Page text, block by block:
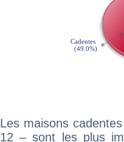
Les maisons
12 – sont les plus